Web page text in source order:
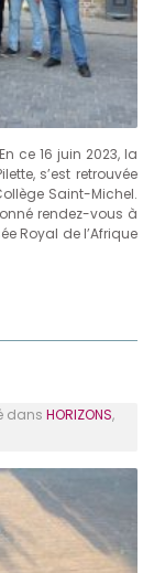
ce 16 juin 2023, la
s’est retrouvée
Saint-Michel.
rendez-vous à
Royal de l’Afrique
HORIZONS,